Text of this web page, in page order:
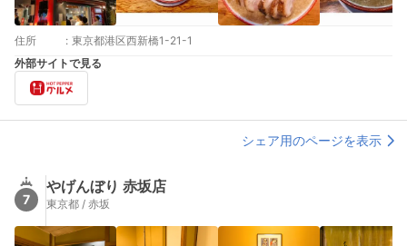
住所 : 東京都港区西新橋1-21-1
外部サイトで見る
シェア用のページを表示
7
やげんぼり 赤坂店
東京都 / 赤坂